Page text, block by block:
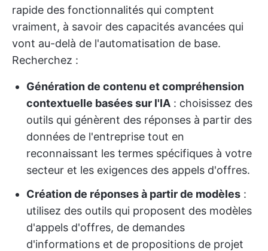
rapide des fonctionnalités qui comptent
vraiment, à savoir des capacités avancées qui
vont au-delà de l'automatisation de base.
Recherchez :
Génération de contenu et compréhension
contextuelle basées sur l'IA : choisissez des
outils qui génèrent des réponses à partir des
données de l'entreprise tout en
reconnaissant les termes spécifiques à votre
secteur et les exigences des appels d'offres.
Création de réponses à partir de modèles :
utilisez des outils qui proposent des modèles
d'appels d'offres, de demandes
d'informations et de propositions de projet